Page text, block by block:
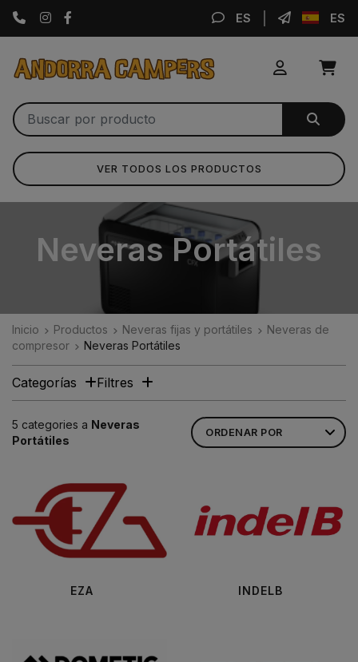
Instagram ES ES
VER TODOS LOS PRODUCTOS
Neveras Portátiles
Inicio Productos Neveras fijas y portátiles
Neveras de
compresor
Neveras Portátiles
5 categories a Neveras
Portátiles
EZA INDELB
Categorías Filtres